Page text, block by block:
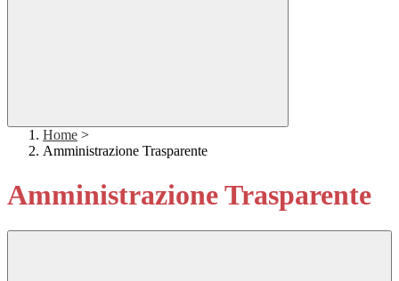
Home >
Amministrazione Trasparente
Amministrazione Trasparente